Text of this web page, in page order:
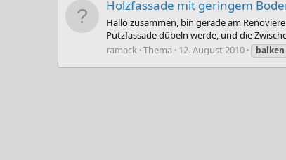
Holzfassade mit geringem
Hallo zusammen, bin gerade am
Putzfassade dübeln werde, und die
ramack Thema 12. August 2010 balken